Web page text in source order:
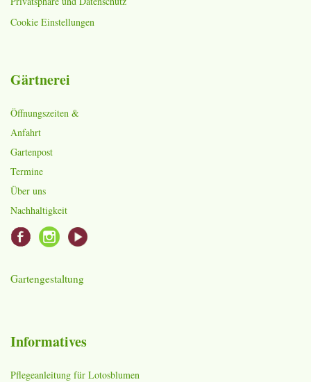
Cookie Einstellungen
Gärtnerei
Öffnungszeiten &
Anfahrt
Gartenpost
Termine
Über uns
Nachhaltigkeit
Gartengestaltung
Informatives
Pflegeanleitung für Lotosblumen